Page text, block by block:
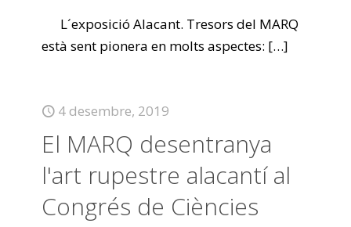
L´exposició Alacant. Tresors del MARQ
està sent pionera en molts aspectes: […]
4 desembre, 2019
El MARQ desentranya
l'art rupestre alacantí al
Congrés de Ciències